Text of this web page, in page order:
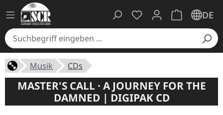
Du hast 0 Produkte
Warenkorb
DE
Musik CDs
MASTER'S CALL · A JOURNEY FOR THE
DAMNED | DIGIPAK CD